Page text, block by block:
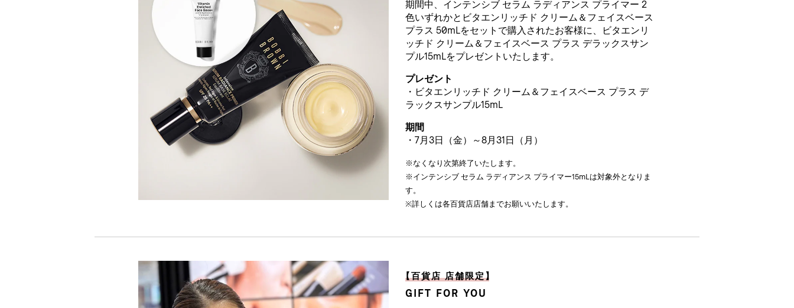
期間中、インテンシブ セラム ラディアンス プライマー 2
色いずれかとビタエンリッチド クリーム＆フェイスベース
プラス 50mLをセットで購入されたお客様に、ビタエンリ
ッチド クリーム＆フェイスベース プラス デラックスサン
プル15mLをプレゼントいたします。
プレゼント
・ビタエンリッチド クリーム＆フェイスベース プラス デ
ラックスサンプル15mL
期間
・7月3日（金）～8月31日（月）
※なくなり次第終了いたします。
※インテンシブ セラム ラディアンス プライマー15mLは対象外となりま
す。
※詳しくは各百貨店店舗までお願いいたします。
【百貨店 店舗限定 】
GIFT FOR YOU